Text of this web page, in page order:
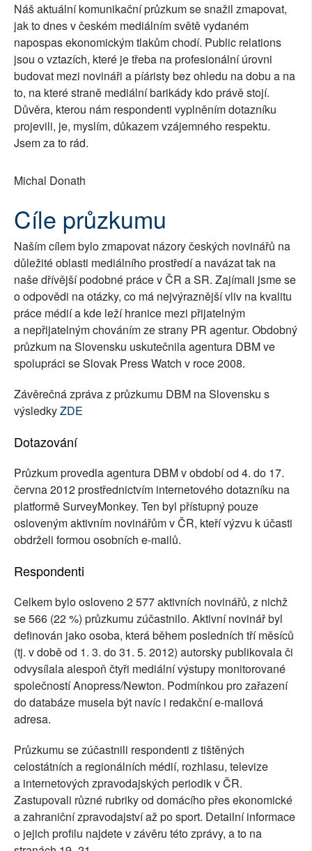
Náš aktuální komunikační průzkum se snažil zmapovat,
jak to dnes v českém mediálním světě vydaném
napospas ekonomickým tlakům chodí. Public relations
jsou o vztazích, které je třeba na profesionální úrovni
budovat mezi novináři a píáristy bez ohledu na dobu a na
to, na které straně mediální barikády kdo právě stojí.
Důvěra, kterou nám respondenti vyplněním dotazníku
projevili, je, myslím, důkazem vzájemného respektu.
Jsem za to rád.
Michal Donath
Cíle průzkumu
Naším cílem bylo zmapovat názory českých novinářů na
důležité oblasti mediálního prostředí a navázat tak na
naše dřívější podobné práce v ČR a SR. Zajímali jsme se
o odpovědi na otázky, co má nejvýraznější vliv na kvalitu
práce médií a kde leží hranice mezi přijatelným
a nepřijatelným chováním ze strany PR agentur. Obdobný
průzkum na Slovensku uskutečnila agentura DBM ve
spolupráci se Slovak Press Watch v roce 2008.
Závěrečná zpráva z průzkumu DBM na Slovensku s
výsledkyZDE
Dotazování
Průzkum provedla agentura DBM v období od 4. do 17.
června 2012 prostřednictvím internetového dotazníku na
platformě SurveyMonkey. Ten byl přístupný pouze
osloveným aktivním novinářům v ČR, kteří výzvu k účasti
obdrželi formou osobních e-mailů.
Respondenti
Celkem bylo osloveno 2 577 aktivních novinářů, z nichž
se 566 (22 %) průzkumu zúčastnilo. Aktivní novinář byl
definován jako osoba, která během posledních tří měsíců
(tj. v době od 1. 3. do 31. 5. 2012) autorsky publikovala či
odvysílala alespoň čtyři mediální výstupy monitorované
společností Anopress/Newton. Podmínkou pro zařazení
do databáze musela být navíc i redakční e-mailová
adresa.
Průzkumu se zúčastnili respondenti z tištěných
celostátních a regionálních médií, rozhlasu, televize
a internetových zpravodajských periodik v ČR.
Zastupovali různé rubriky od domácího přes ekonomické
a zahraniční zpravodajství až po sport. Detailní informace
o jejich profilu najdete v závěru této zprávy, a to na